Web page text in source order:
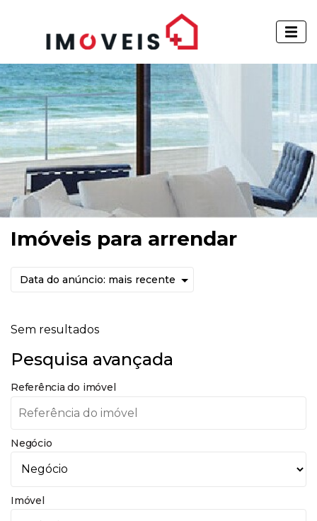
Imóveis para arrendar
Sem resultados
Pesquisa avançada
Referência do imóvel
Negócio
Imóvel